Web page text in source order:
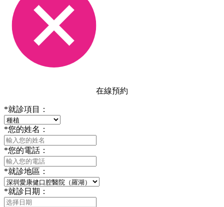
在線預約
*就診項目：
*您的姓名：
*您的電話：
*就診地區：
*就診日期：